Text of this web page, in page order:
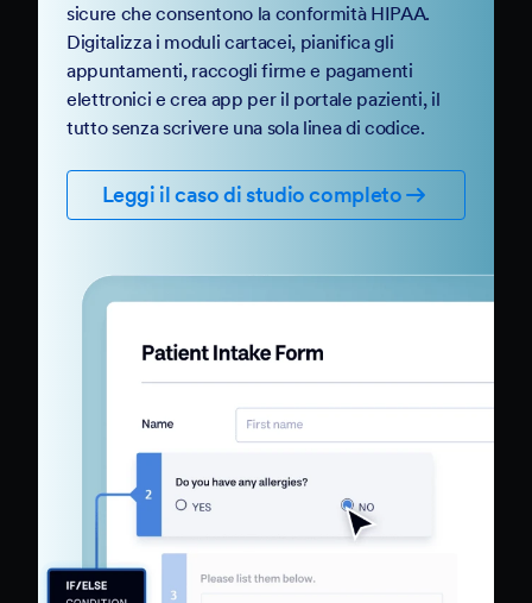
sicure che consentono la conformità HIPAA.
Digitalizza i moduli cartacei, pianifica gli
appuntamenti, raccogli firme e pagamenti
elettronici e crea app per il portale pazienti, il
tutto senza scrivere una sola linea di codice.
Leggi il caso di studio completo